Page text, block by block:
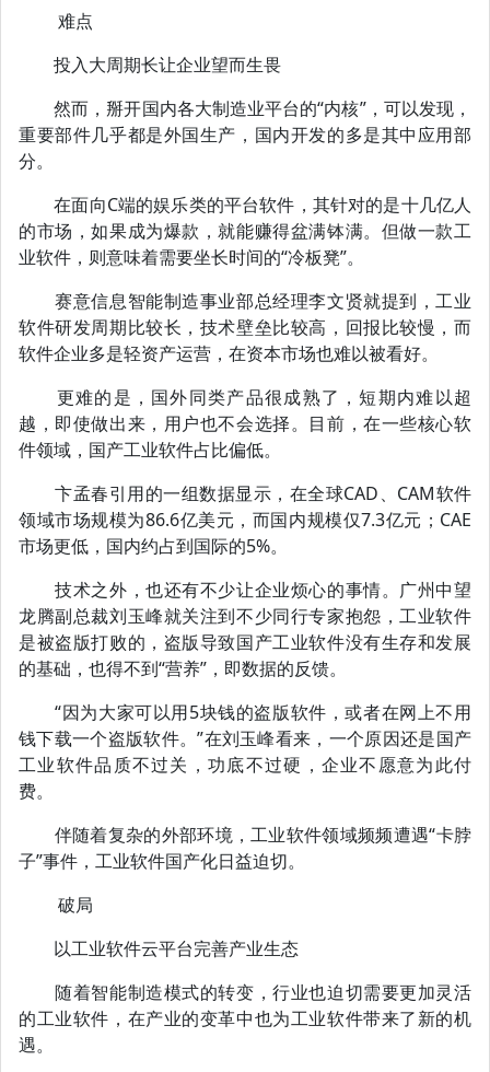
难点
投入大周期长让企业望而生畏
然而，掰开国内各大制造业平台的“内核”，可以发现，
重要部件几乎都是外国生产，国内开发的多是其中应用部
分。
在面向C端的娱乐类的平台软件，其针对的是十几亿人
的市场，如果成为爆款，就能赚得盆满钵满。但做一款工
业软件，则意味着需要坐长时间的“冷板凳”。
赛意信息智能制造事业部总经理李文贤就提到，工业
软件研发周期比较长，技术壁垒比较高，回报比较慢，而
软件企业多是轻资产运营，在资本市场也难以被看好。
更难的是，国外同类产品很成熟了，短期内难以超
越，即使做出来，用户也不会选择。目前，在一些核心软
件领域，国产工业软件占比偏低。
卞孟春引用的一组数据显示，在全球CAD、CAM软件
领域市场规模为86.6亿美元，而国内规模仅7.3亿元；CAE
市场更低，国内约占到国际的5%。
技术之外，也还有不少让企业烦心的事情。广州中望
龙腾副总裁刘玉峰就关注到不少同行专家抱怨，工业软件
是被盗版打败的，盗版导致国产工业软件没有生存和发展
的基础，也得不到“营养”，即数据的反馈。
“因为大家可以用5块钱的盗版软件，或者在网上不用
钱下载一个盗版软件。”在刘玉峰看来，一个原因还是国产
工业软件品质不过关，功底不过硬，企业不愿意为此付
费。
伴随着复杂的外部环境，工业软件领域频频遭遇“卡脖
子”事件，工业软件国产化日益迫切。
破局
以工业软件云平台完善产业生态
随着智能制造模式的转变，行业也迫切需要更加灵活
的工业软件，在产业的变革中也为工业软件带来了新的机
遇。